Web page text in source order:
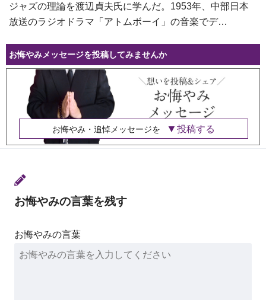
ジャズの理論を渡辺貞夫氏に学んだ。1953年、中部日本
放送のラジオドラマ「アトムボーイ」の音楽でデ…
お悔やみメッセージを投稿してみませんか
お悔やみ・追悼メッセージを 投稿する
お悔やみの言葉を残す
お悔やみの言葉